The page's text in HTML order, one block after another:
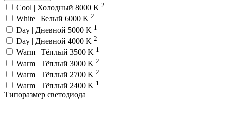
Cool | Холодный 8000 K 2
White | Белый 6000 K 2
Day | Дневной 5000 K 1
Day | Дневной 4000 K 2
Warm | Тёплый 3500 K 1
Warm | Тёплый 3000 K 2
Warm | Тёплый 2700 K 2
Warm | Тёплый 2400 K 1
Типоразмер светодиода